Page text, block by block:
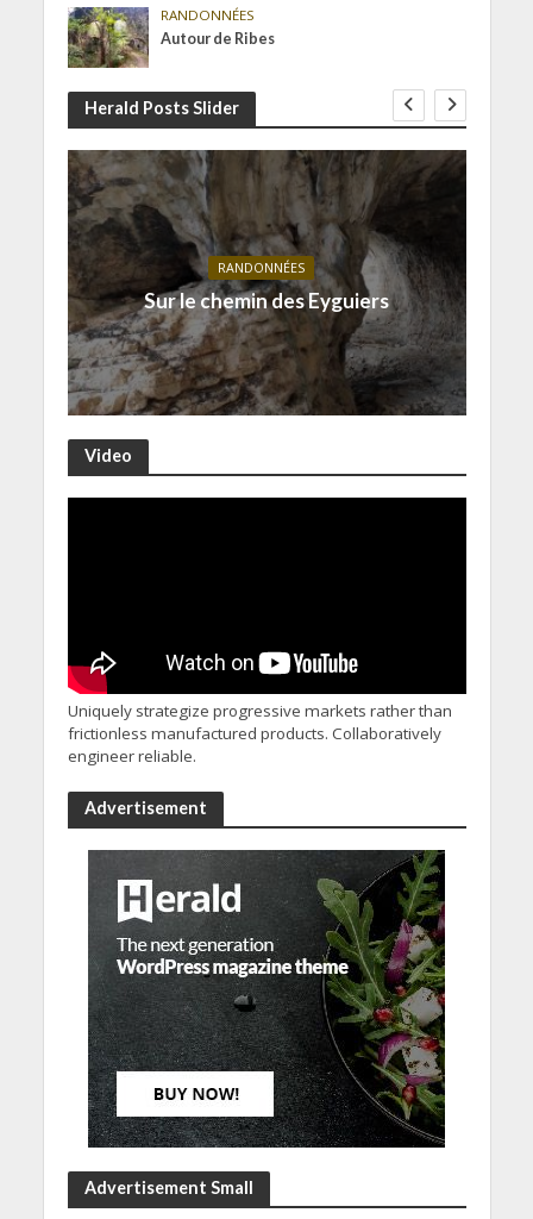
RANDONNÉES
Autour de Ribes
Herald Posts Slider
RANDONNÉES
Sur le chemin des Eyguiers
Video
Uniquely strategize progressive markets rather than
frictionless manufactured products. Collaboratively
engineer reliable.
Advertisement
Advertisement Small